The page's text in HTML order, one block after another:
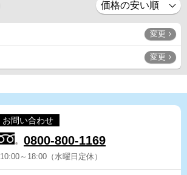
変更
変更
お問い合わせ
0800-800-1169
10:00～18:00（水曜日定休）